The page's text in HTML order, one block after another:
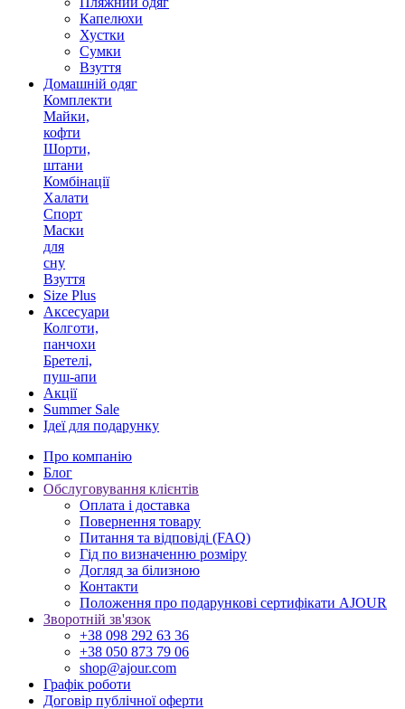
Капелюхи
Хустки
Сумки
Взуття
Домашній одяг
Комплекти
Майки,
кофти
Шорти,
штани
Комбінації
Халати
Спорт
Маски
для
сну
Взуття
Size Plus
Аксесуари
Колготи,
панчохи
Бретелі,
пуш-апи
Акції
Summer Sale
Ідеї для подарунку
Про компанію
Блог
Обслуговування клієнтів
Оплата і доставка
Повернення товару
Питання та відповіді (FAQ)
Гід по визначенню розміру
Догляд за білизною
Контакти
Положення про подарункові сертифікати AJOUR
Зворотній зв'язок
+38 098 292 63 36
+38 050 873 79 06
shop@ajour.com
Графік роботи
Договір публічної оферти